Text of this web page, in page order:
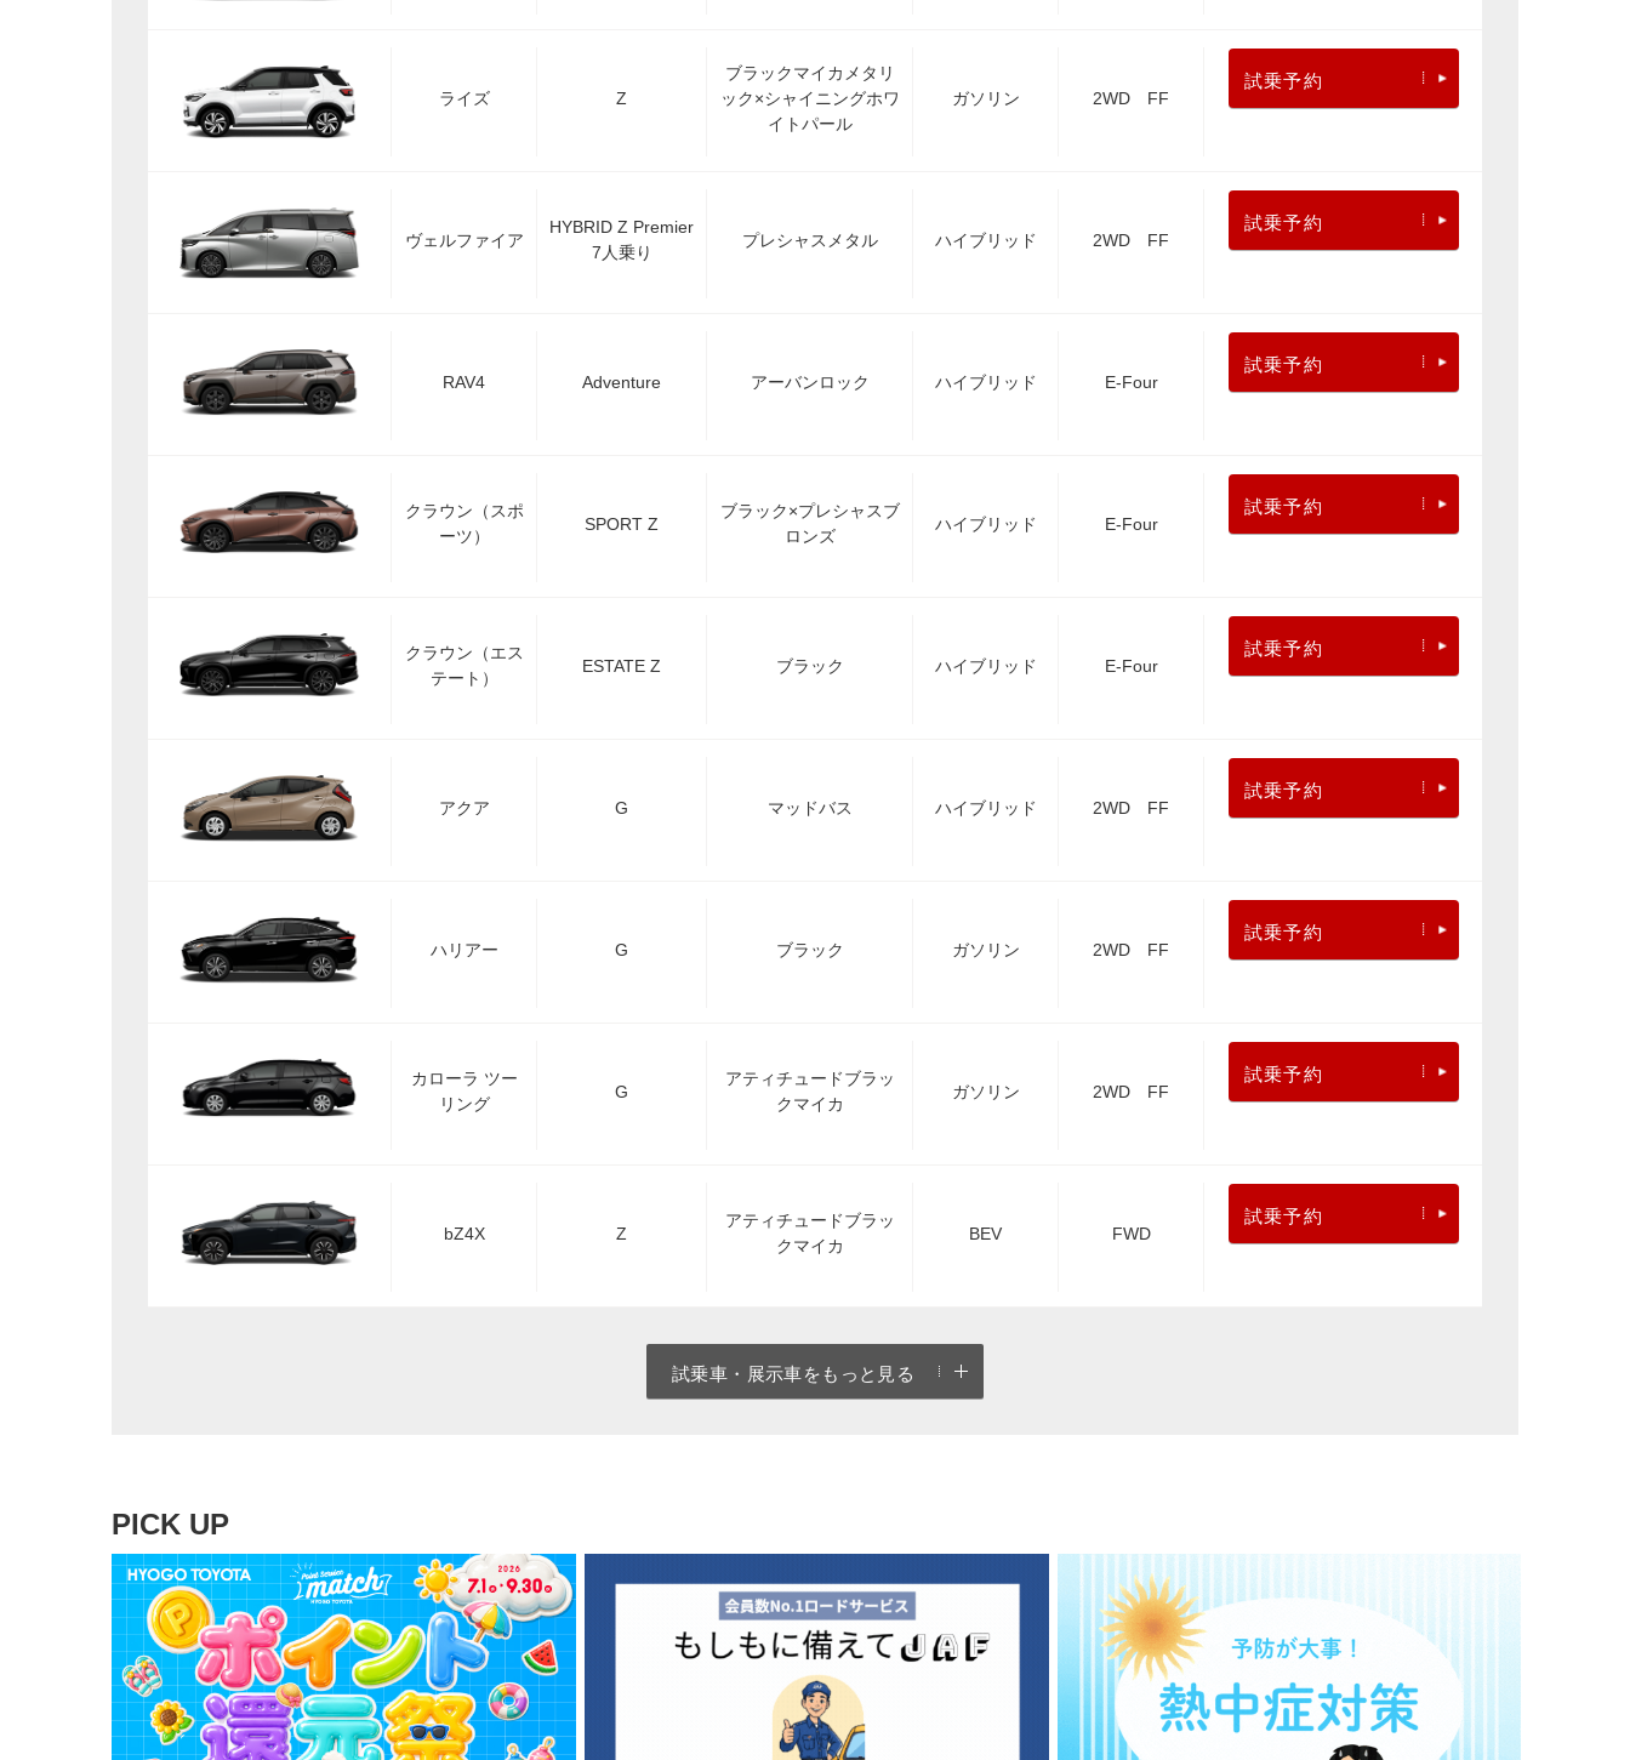
ライズ Z
ブラックマイカメタリ
ック×シャイニングホワ
イトパール
ガソリン 2WD FF
試乗予約
ヴェルファイア
HYBRID Z Premier
7人乗り
プレシャスメタル ハイブリッド 2WD FF
試乗予約
RAV4 Adventure アーバンロック ハイブリッド E-Four
試乗予約
クラウン（スポ
ーツ）
SPORT Z
ブラック×プレシャスブ
ロンズ
ハイブリッド E-Four
試乗予約
クラウン（エス
テート）
ESTATE Z ブラック ハイブリッド E-Four
試乗予約
アクア G マッドバス ハイブリッド 2WD FF
試乗予約
ハリアー G ブラック ガソリン 2WD FF
試乗予約
カローラ ツー
リング
G
アティチュードブラッ
クマイカ
ガソリン 2WD FF
試乗予約
bZ4X Z
アティチュードブラッ
クマイカ
BEV FWD
試乗予約
試乗車・展示車をもっと見る
PICK UP